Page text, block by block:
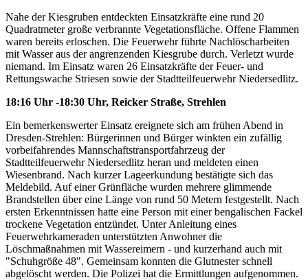
Nahe der Kiesgruben entdeckten Einsatzkräfte eine rund 20
Quadratmeter große verbrannte Vegetationsfläche. Offene Flammen
waren bereits erloschen. Die Feuerwehr führte Nachlöscharbeiten
mit Wasser aus der angrenzenden Kiesgrube durch. Verletzt wurde
niemand. Im Einsatz waren 26 Einsatzkräfte der Feuer- und
Rettungswache Striesen sowie der Stadtteilfeuerwehr Niedersedlitz.
18:16 Uhr -18:30 Uhr, Reicker Straße, Strehlen
Ein bemerkenswerter Einsatz ereignete sich am frühen Abend in
Dresden-Strehlen: Bürgerinnen und Bürger winkten ein zufällig
vorbeifahrendes Mannschaftstransportfahrzeug der
Stadtteilfeuerwehr Niedersedlitz heran und meldeten einen
Wiesenbrand. Nach kurzer Lageerkundung bestätigte sich das
Meldebild. Auf einer Grünfläche wurden mehrere glimmende
Brandstellen über eine Länge von rund 50 Metern festgestellt. Nach
ersten Erkenntnissen hatte eine Person mit einer bengalischen Fackel
trockene Vegetation entzündet. Unter Anleitung eines
Feuerwehrkameraden unterstützten Anwohner die
Löschmaßnahmen mit Wassereimern - und kurzerhand auch mit
"Schuhgröße 48". Gemeinsam konnten die Glutnester schnell
abgelöscht werden. Die Polizei hat die Ermittlungen aufgenommen.